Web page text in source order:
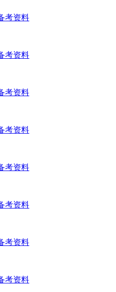
考资料
考资料
考资料
考资料
考资料
考资料
考资料
考资料